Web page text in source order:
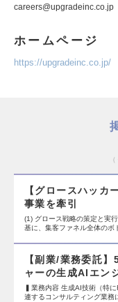
careers@upgradeinc.co.jp
ホームページ
https://upgradeinc.co.jp/
【グロースハッカ
事業を牽引
(1) グロース戦略の策定と実
基に、集客ファネル全体のボ
【副業/業務委託
ャーの生成AIエン
▍業務内容 生成AI技術（特
連するコンサルティング業務